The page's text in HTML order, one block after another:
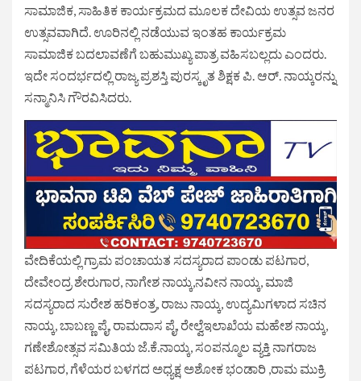
ಸಾಮಾಜಿಕ, ಸಾಹಿತಿಕ ಕಾರ್ಯಕ್ರಮದ ಮೂಲಕ ದೇವಿಯ ಉತ್ಸವ ಜನರ
ಉತ್ಸವವಾಗಿದೆ. ಊರಿನಲ್ಲಿ ನಡೆಯುವ ಇಂತಹ ಕಾರ್ಯಕ್ರಮ
ಸಾಮಾಜಿಕ ಬದಲಾವಣೆಗೆ ಬಹುಮುಖ್ಯ ಪಾತ್ರ ವಹಿಸಬಲ್ಲದು ಎಂದರು.
ಇದೇ ಸಂದರ್ಭದಲ್ಲಿ ರಾಜ್ಯ ಪ್ರಶಸ್ತಿ ಪುರಸ್ಕೃತ ಶಿಕ್ಷಕ ಪಿ. ಆರ್. ನಾಯ್ಕರನ್ನು
ಸನ್ಮಾನಿಸಿ ಗೌರವಿಸಿದರು.
ವೇದಿಕೆಯಲ್ಲಿ ಗ್ರಾಮ ಪಂಚಾಯತ ಸದಸ್ಯರಾದ ಪಾಂಡು ಪಟಗಾರ,
ದೇವೇಂದ್ರ ಶೇರುಗಾರ, ನಾಗೇಶ ನಾಯ್ಕ,ನವೀನ ನಾಯ್ಕ, ಮಾಜಿ
ಸದಸ್ಯರಾದ ಸುರೇಶ ಹರಿಕಂತ್ರ, ರಾಜು ನಾಯ್ಕ, ಉದ್ಯಮಿಗಳಾದ ಸಚಿನ
ನಾಯ್ಕ, ಬಾಬಣ್ಣ ಪೈ, ರಾಮದಾಸ ಪೈ, ರೇಲ್ವೆಇಲಾಖೆಯ ಮಹೇಶ ನಾಯ್ಕ,
ಗಣೇಶೋತ್ಸವ ಸಮಿತಿಯ ಜೆ.ಕೆ.ನಾಯ್ಕ, ಸಂಪನ್ಮೂಲ ವ್ಯಕ್ತಿ ನಾಗರಾಜ
ಪಟಗಾರ, ಗೆಳೆಯರ ಬಳಗದ ಅಧ್ಯಕ್ಷ ಅಶೋಕ ಭಂಡಾರಿ ,ರಾಮ ಮುಕ್ರಿ